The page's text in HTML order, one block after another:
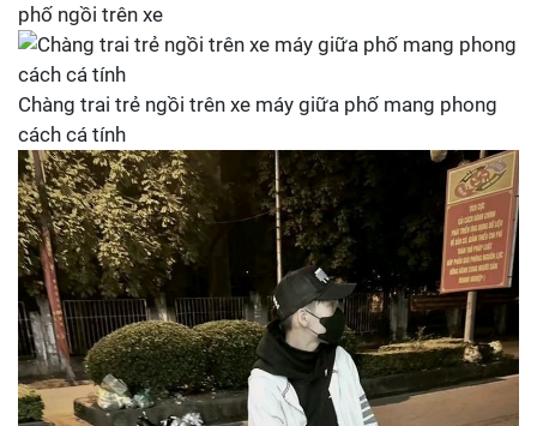
phố ngồi trên xe
Chàng trai trẻ ngồi trên xe máy giữa phố mang phong
cách cá tính